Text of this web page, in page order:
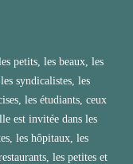
petits, les beaux, les
syndicalistes, les
les étudiants, ceux
est invitée dans les
les hôpitaux, les
les petites et